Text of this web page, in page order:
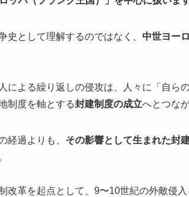
史として理解するのではなく、 中世ヨー
による繰り返しの侵攻は、人々に「自ら
制度を軸とする封建制度の成立へとつな
経過よりも、 その影響として生まれた封
改革を起点として、9〜10世紀の外敵侵